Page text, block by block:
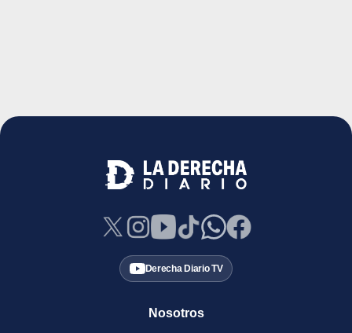
Derecha Diario TV
Nosotros